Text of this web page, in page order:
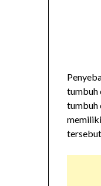
tumbuh
tumbuh